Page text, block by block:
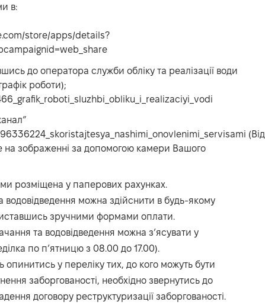
в:
store/apps/details?
до оператора служби обліку та реалізації води
роботи);
на зображенні за допомогою камери Вашого
розміщена у паперових рахунках.
водовідведення можна здійснити в будь-якому
зручними формами оплати.
та водовідведення можна з’ясувати у
по п’ятницю з 08.00 до 17.00).
у переліку тих, до кого можуть бути
заборгованості, необхідно звернутись до
договору реструктуризації заборгованості.